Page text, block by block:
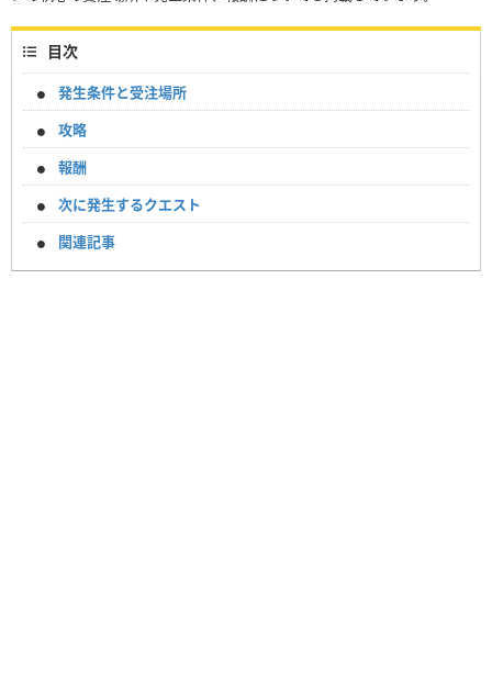
目次
発生条件と受注場所
攻略
報酬
次に発生するクエスト
関連記事